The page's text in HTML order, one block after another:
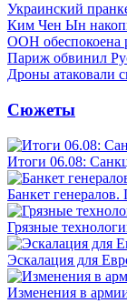
Украинский
Ким Чен Ын
ООН обеспокоена
Париж обвинил
Дроны атаковали
Сюжеты
Итоги 06.08:
Банкет
Грязные
Эскалация для
Изменения в